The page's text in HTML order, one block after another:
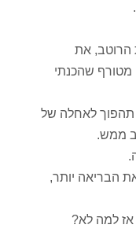
הרוטב, את
מטורף שהכנתי
תהפוך לאחלה של
ממש.
הבריאה יותר,
אז למה לא?